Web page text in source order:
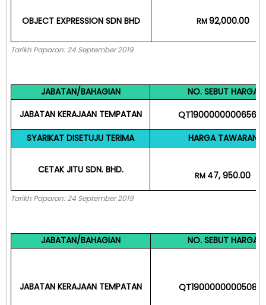
OBJECT EXPRESSION SDN BHD RM92,000.00
Tarikh Paparan: 24 September 2019
JABATAN/BAHAGIAN
NO. SEBUT HARGA
JABATAN KERAJAAN TEMPATAN
SYARIKAT DISETUJU TERIMA
HARGA TAWARAN
CETAK JITU SDN. BHD.
RM 47, 950.00
Tarikh Paparan: 24 September 2019
JABATAN/BAHAGIAN NO. SEBUT HARGA
JABATAN KERAJAAN TEMPATAN